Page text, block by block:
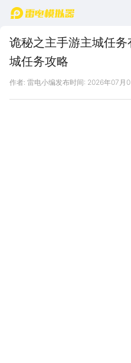
首页
诡秘之主手游主城任
城任务攻略
作者: 雷电小编发布时间: 2026年07月